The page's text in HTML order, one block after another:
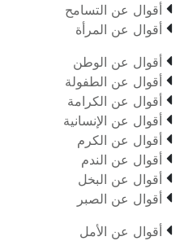
 أقوال عن التسامح
 أقوال عن المرأة
 أقوال عن الوطن
 أقوال عن الطفولة
 أقوال عن الكرامة
 أقوال عن الإنسانية
 أقوال عن الكرم
 أقوال عن الندم
 أقوال عن البخل
 أقوال عن الصبر
 أقوال عن الأمل